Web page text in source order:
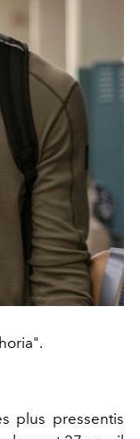
plus pressentis